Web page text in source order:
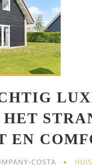
EN
COSTA